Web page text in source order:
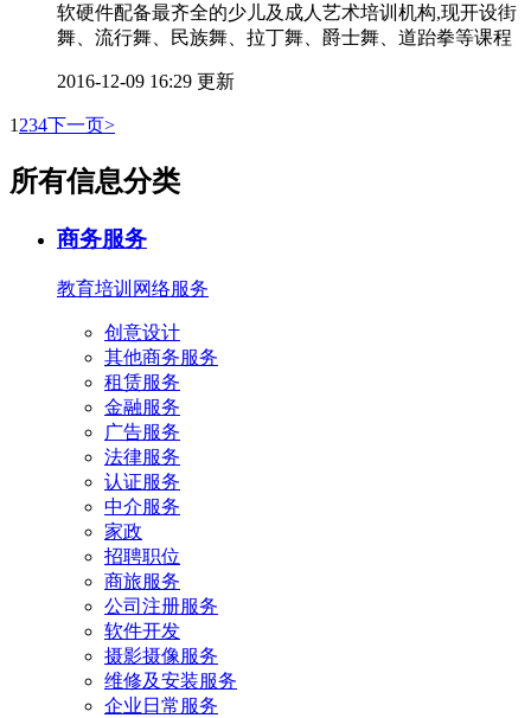
软硬件配备最齐全的少儿及成人艺术培训机构,现开设街
舞、流行舞、民族舞、拉丁舞、爵士舞、道跆拳等课程
2016-12-09 16:29 更新
1234下一页>
所有信息分类
商务服务
教育培训 网络服务
创意设计
其他商务服务
租赁服务
金融服务
广告服务
法律服务
认证服务
中介服务
家政
招聘职位
商旅服务
公司注册服务
软件开发
摄影摄像服务
维修及安装服务
企业日常服务